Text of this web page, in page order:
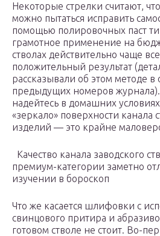
Некоторые стрелки считают,
можно пытаться исправить
помощью полировочных паст
грамотное применение на
стволах действительно чаще
положительный результат
рассказывали об этом методе в
предыдущих номеров
надейтесь в домашних
«зеркало» поверхности канала
изделий — это крайне
Качество канала заводского
премиум-категории заметно
изучении в бороскоп
Что же касается шлифовки с
свинцового притира и
готовом стволе не стоит. Во-